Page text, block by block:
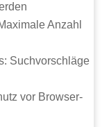
Anzahl
Suchvorschläge
vor Browser-